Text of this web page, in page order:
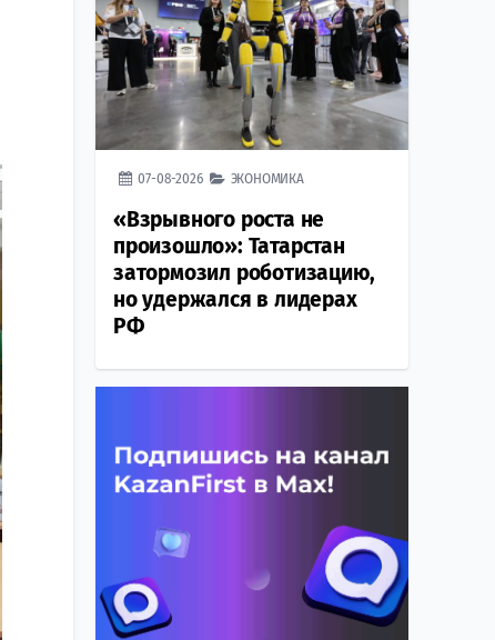
07-08-2026 ЭКОНОМИКА
«Взрывного роста не
произошло»: Татарстан
затормозил роботизацию,
но удержался в лидерах
РФ